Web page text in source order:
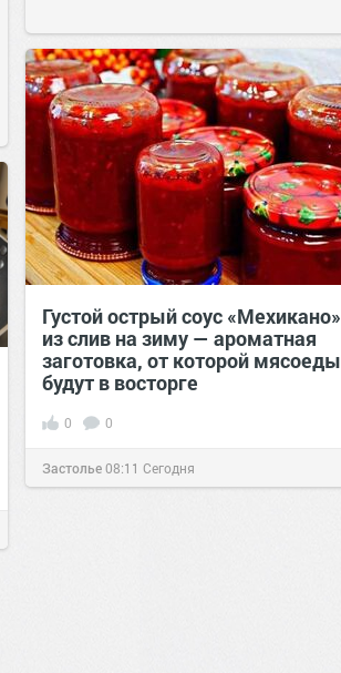
Густой острый соус «Мехикано»
из слив на зиму — ароматная
заготовка, от которой мясоеды
будут в восторге
0 0
Застолье08:11 Сегодня